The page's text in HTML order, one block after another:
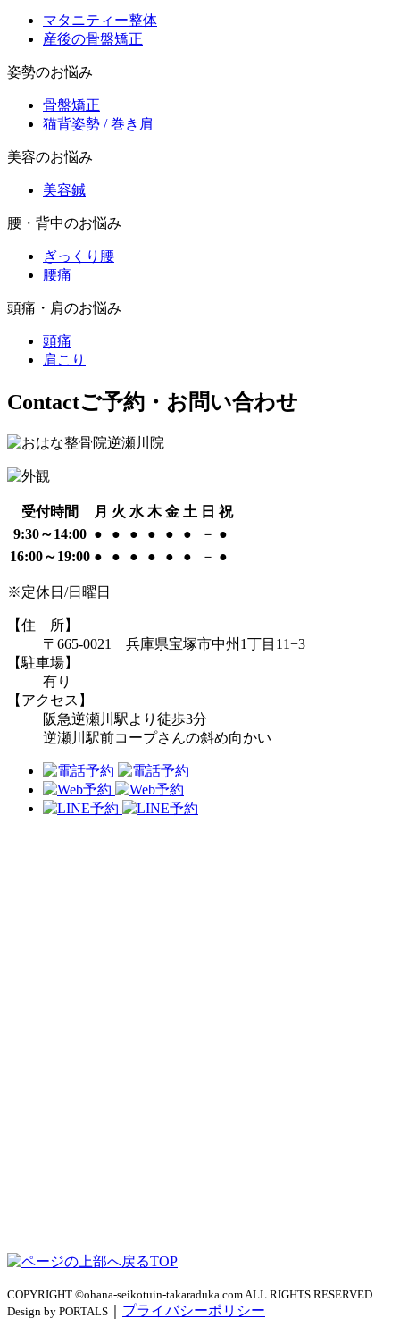
マタニティー整体
産後の骨盤矯正
姿勢のお悩み
骨盤矯正
猫背姿勢 / 巻き肩
美容のお悩み
美容鍼
腰・背中のお悩み
ぎっくり腰
腰痛
頭痛・肩のお悩み
頭痛
肩こり
Contactご予約・お問い合わせ
受付時間 月 火 水 木 金 土 日 祝
9:30～14:00 ● ● ● ● ● ● － ●
16:00～19:00 ● ● ● ● ● ● － ●
※定休日/日曜日
【住 所】
〒665-0021 兵庫県宝塚市中州1丁目11−3
【駐車場】
有り
【アクセス】
阪急逆瀬川駅より徒歩3分
逆瀬川駅前コープさんの斜め向かい
TOP
COPYRIGHT ©ohana-seikotuin-takaraduka.com ALL RIGHTS RESERVED.
Design by PORTALS
プライバシーポリシー